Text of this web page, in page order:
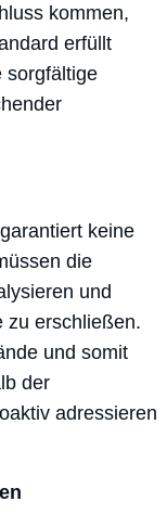
kommen,
erfüllt
sorgfältige
keine
die
und
zu erschließen.
und somit
der
adressieren